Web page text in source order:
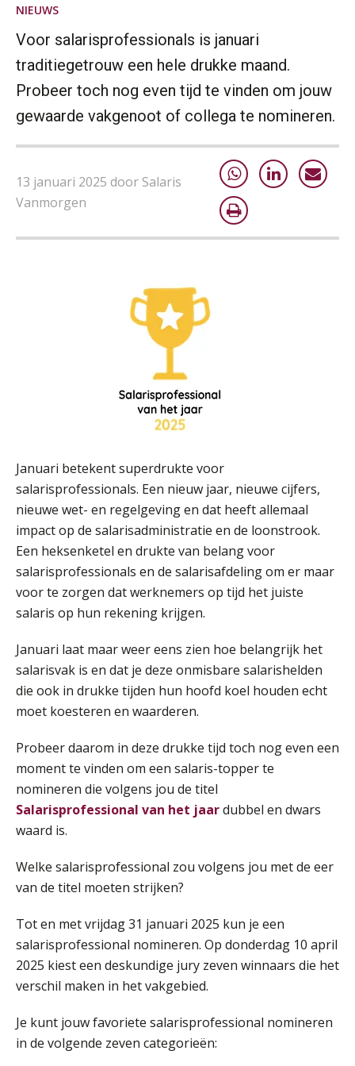
NIEUWS
Voor salarisprofessionals is januari
traditiegetrouw een hele drukke maand.
Probeer toch nog even tijd te vinden om jouw
gewaarde vakgenoot of collega te nomineren.
13 januari 2025 door Salaris
Vanmorgen
Januari betekent superdrukte voor
salarisprofessionals. Een nieuw jaar, nieuwe cijfers,
nieuwe wet- en regelgeving en dat heeft allemaal
impact op de salarisadministratie en de loonstrook.
Een heksenketel en drukte van belang voor
salarisprofessionals en de salarisafdeling om er maar
voor te zorgen dat werknemers op tijd het juiste
salaris op hun rekening krijgen.
Januari laat maar weer eens zien hoe belangrijk het
salarisvak is en dat je deze onmisbare salarishelden
die ook in drukke tijden hun hoofd koel houden echt
moet koesteren en waarderen.
Probeer daarom in deze drukke tijd toch nog even een
moment te vinden om een salaris-topper te
nomineren die volgens jou de titel
Salarisprofessional van het jaardubbel en dwars
waard is.
Welke salarisprofessional zou volgens jou met de eer
van de titel moeten strijken?
Tot en met vrijdag 31 januari 2025 kun je een
salarisprofessional nomineren. Op donderdag 10 april
2025 kiest een deskundige jury zeven winnaars die het
verschil maken in het vakgebied.
Je kunt jouw favoriete salarisprofessional nomineren
in de volgende zeven categorieën:
AUG
24
Module Loonheffingen VPS
Markus Verbeek Praehep
24
AUG
Summercourse Update loonheffingen en arbeidsrecht
MOCuitgevers
25
AUG
Summercourse: Kiezen en loslaten & een mindset die kansen ziet en vertrouwen geeft
MOCuitgevers
MOCuitgevers
AUG
MOCuitgevers
25
AUG
Summercourse Internationaal/grensoverschrijdend werken
MOCuitgevers
26
AUG
Opfriscursus PDL (NIRPA PE)
Markus Verbeek Praehep
AUG
MOCuitgevers
27
AUG
Summercourse Impact en invloed van AI op de salarisverwerking (verdieping)
MOCuitgevers
28
AUG
Online Vakopleiding Payroll Services (VPS)
MOCuitgevers
28
Opfriscursus VPS (NIRPA PE)
31
01
SEP
Cursus Van salarisadministrateur naar beloningsadviseur (basis)
MOCuitgevers
03
SEP
MOCuitgevers